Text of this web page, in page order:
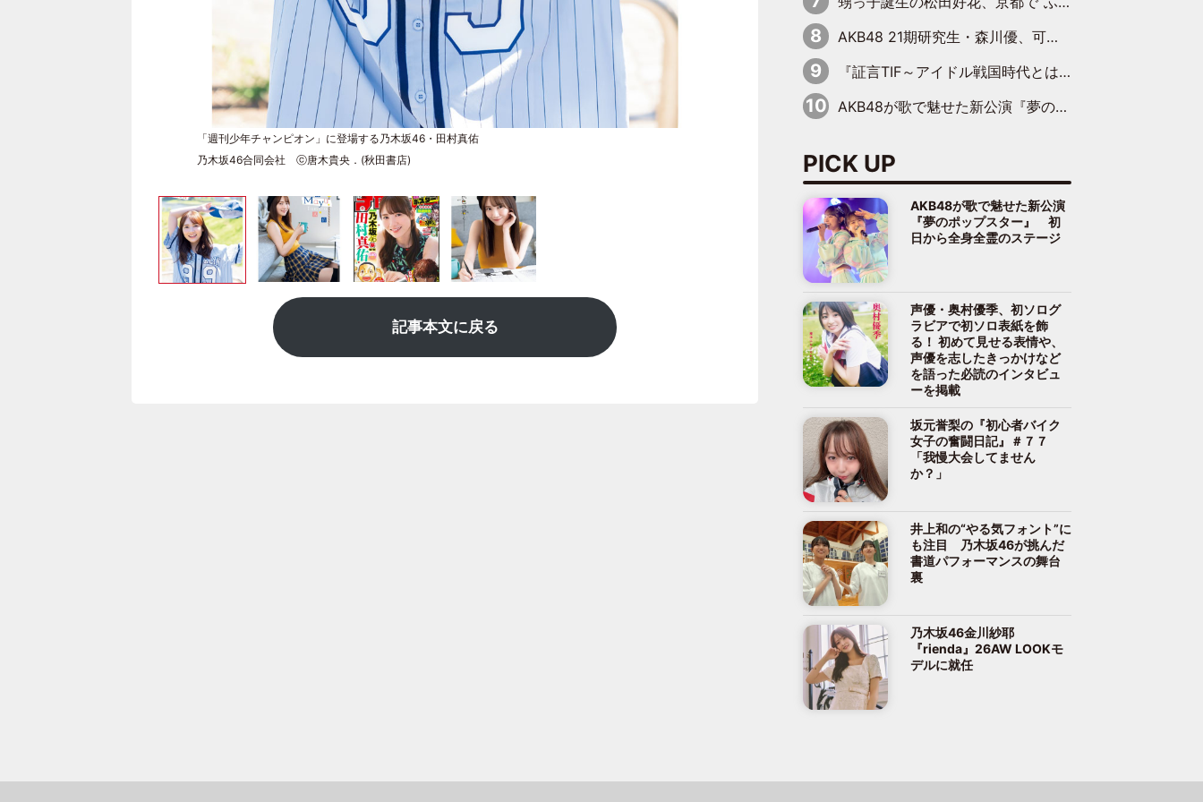
「週刊少年チャンピオン」に登場する乃木坂46・田村真佑
乃木坂46合同会社 ⓒ唐木貴央．(秋田書店)
記事本文に戻る
AKB48 21期研究生・森川優、可愛さもある大人の女性に
『証言TIF～アイドル戦国時代とはなんだったのか～』第10回：さくら学院・武藤彩未×飯田らうら「正直、中3で辞めるというのを信じてなくて。そう言われてはいたけど、嘘でしょって」
AKB48が歌で魅せた新公演『夢のポップスター』 初日から全身全霊のステージ
PICK UP
AKB48が歌で魅せた新公演
『夢のポップスター』 初
日から全身全霊のステージ
声優・奥村優季、初ソログ
ラビアで初ソロ表紙を飾
る！ 初めて見せる表情や、
声優を志したきっかけなど
を語った必読のインタビュ
ーを掲載
坂元誉梨の『初心者バイク
女子の奮闘日記』＃７７
「我慢大会してません
か？」
井上和の“やる気フォント”に
も注目 乃木坂46が挑んだ
書道パフォーマンスの舞台
裏
乃木坂46金川紗耶
『rienda』26AW LOOKモ
デルに就任